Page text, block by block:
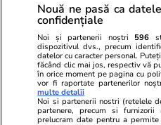
Fundament pentru un nou
model de dezvoltare
– oportunitatea
tehnologice pentru IMM-
din România
Nouă ne pasă ca
confidențiale
Noi și partenerii noștri 596
dispozitivul dvs., precum
datelor cu caracter personal.
făcând clic mai jos, respectiv vă
în orice moment pe pagina cu
vor fi raportate partenerilor
multe detalii
Noi si partenerii nostri (retelele
partenere, precum si
prelucram date pentru a